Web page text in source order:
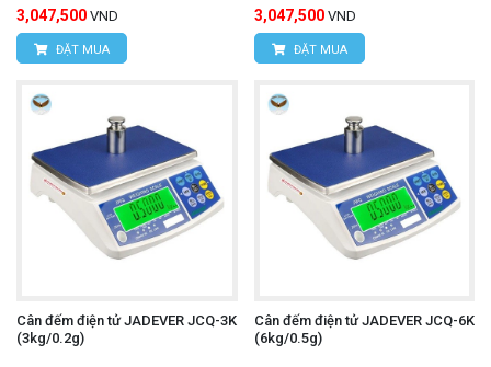
3,047,500 VND
ĐẶT MUA
3,047,500 VND
ĐẶT MUA
Cân đếm điện tử JADEVER JCQ-3K
(3kg/0.2g)
Cân đếm điện tử JADEVER JCQ-6K
(6kg/0.5g)